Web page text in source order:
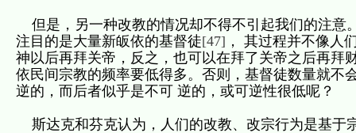
但是，另一种改教的情况却不得不引起我们的注意
注目的是大量新皈依的基督徒[47] ， 其过程并不像人
神以后再拜关帝，反之，也可以在拜了关帝之后再拜
依民间宗教的频率要低得多。否则，基督徒数量就不
逆的，而后者似乎是不可 逆的，或可逆性很低呢？
斯达克和芬克认为，人们的改教、改宗行为是基于